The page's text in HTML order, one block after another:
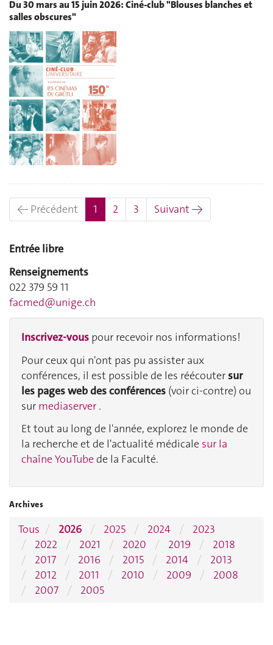
Du 30 mars au 15 juin 2026: Ciné-club "Blouses blanches et
salles obscures"
← Précédent 1 (actuel)
2 3 Suivant →
Entrée libre
Renseignements
022 379 59 11
facmed@unige.ch
Inscrivez-vous pour recevoir nos informations!
Pour ceux qui n'ont pas pu assister aux
conférences, il est possible de les réécouter sur
les pages web des conférences (voir ci-contre) ou
sur mediaserver .
Et tout au long de l'année, explorez le monde de
la recherche et de l'actualité médicale sur la
chaîne YouTube de la Faculté.
Archives
Tous 2026 2025 2024
2023
2022
2021 2020 2019
2018
2017
2016 2015 2014
2013
2012
2011 2010 2009
2008
2007
2005